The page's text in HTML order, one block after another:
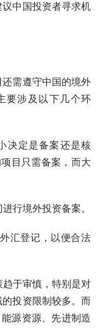
中国投资者寻求机
需遵守中国的境外
要涉及以下几个环
决定是备案还是核
目只需备案，而大
行境外投资备案。
汇登记，以便合法
趋于审慎，特别是对
投资限制较多。而
源资源、先进制造